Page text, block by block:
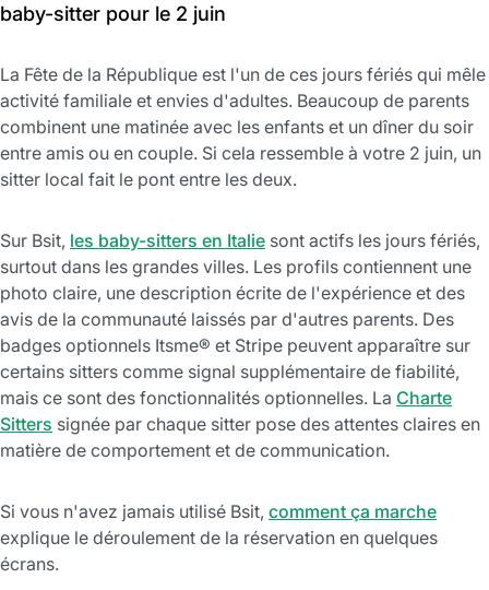
baby-sitter pour le 2 juin
La Fête de la République est l'un de ces jours fériés qui mêle
activité familiale et envies d'adultes. Beaucoup de parents
combinent une matinée avec les enfants et un dîner du soir
entre amis ou en couple. Si cela ressemble à votre 2 juin, un
sitter local fait le pont entre les deux.
Sur Bsit, les baby-sitters en Italie sont actifs les jours fériés,
surtout dans les grandes villes. Les profils contiennent une
photo claire, une description écrite de l'expérience et des
avis de la communauté laissés par d'autres parents. Des
badges optionnels Itsme® et Stripe peuvent apparaître sur
certains sitters comme signal supplémentaire de fiabilité,
mais ce sont des fonctionnalités optionnelles. La Charte
Sitters signée par chaque sitter pose des attentes claires en
matière de comportement et de communication.
Si vous n'avez jamais utilisé Bsit, comment ça marche
explique le déroulement de la réservation en quelques
écrans.